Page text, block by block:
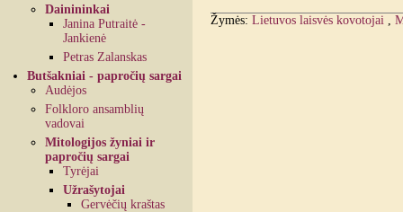
Dainininkai
Janina Putraitė -
Jankienė
Petras Zalanskas
Butšakniai - papročių sargai
Audėjos
Folkloro ansamblių
vadovai
Mitologijos žyniai ir
papročių sargai
Tyrėjai
Užrašytojai
Gervėčių kraštas
Žymės: Lietuvos laisvės kovotojai